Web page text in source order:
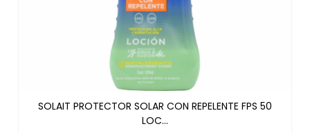
SOLAIT PROTECTOR SOLAR CON REPELENTE FPS 50
LOC...